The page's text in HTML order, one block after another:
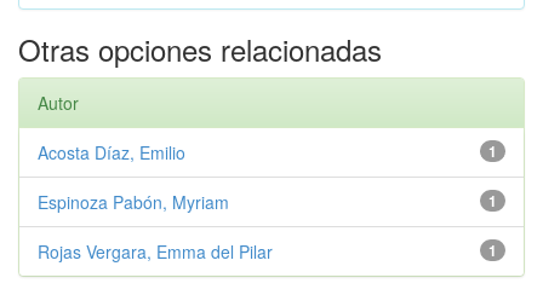
Otras opciones relacionadas
Autor
1
Acosta Díaz, Emilio
1
Espinoza Pabón, Myriam
1
Rojas Vergara, Emma del Pilar